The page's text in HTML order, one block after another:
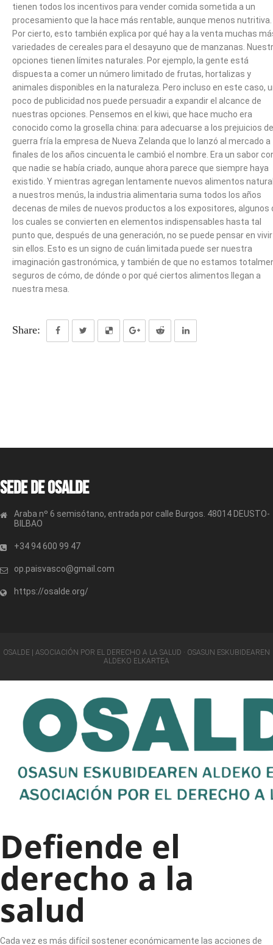
tienen todos los incentivos para vender comida sometida a un
procesamiento que la hace más rentable, aunque menos nutritiva.
Por cierto, esto también explica por qué hay a la venta muchas
variedades de cereales para el desayuno que de manzanas.
opciones tienen límites naturales. Por ejemplo, la gente está
dispuesta a comer un número limitado de frutas, hortalizas y
animales disponibles en la naturaleza. Pero incluso en este caso,
poco de publicidad nos puede persuadir a expandir el alcance de
nuestras opciones. Pensemos en el kiwi, que hace mucho era
conocido como la grosella china: para adecuarse a los prejuicios
guerra fría la empresa de Nueva Zelanda que lo lanzó al mercado a
finales de los años cincuenta le cambió el nombre. Era un sabor
que nadie se había criado, aunque ahora parece que siempre haya
existido. Y mientras agregan lentamente nuevos alimentos
a nuestros menús, la industria alimentaria suma todos los años
decenas de miles de nuevos productos a los expositores, algunos
los cuales se convierten en elementos indispensables hasta tal
punto que, después de una generación, no se puede pensar en vivir
sin ellos. Esto es un signo de cuán limitada puede ser nuestra
imaginación gastronómica, y también de que no estamos
seguros de cómo, de dónde o por qué ciertos alimentos llegan a
nuestra mesa.
Share:
Sede de OSALDE
Araba nº 6 semisótano, entrada por calle Burgos. 48014 DEUSTO-
BILBAO
+34 94 600 99 47
op.paisvasco@gmail.com
https://osalde.org/
OSALDE | ASOCIACIÓN POR EL DERECHO A LA SALUD · OSASUN ESKUBIDEAREN
ALDEKO ELKARTEA
Defiende el
derecho a la
salud
Cada vez es más difícil sostener económicamente las acciones de